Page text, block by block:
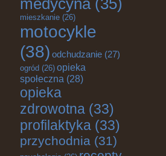
medycyna(35)
mieszkanie (26)
motocykle
(38) odchudzanie (27)
ogród (26) opieka
społeczna (28)
opieka
zdrowotna (33)
profilaktyka (33)
przychodnia (31)